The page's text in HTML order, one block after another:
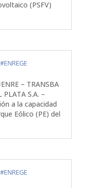
(PSFV)
– TRANSBA
PLATA S.A. –
a la capacidad
Eólico (PE) del